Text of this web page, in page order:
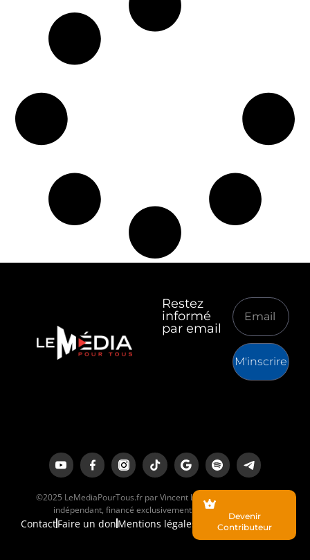
Restez
informé
par email
M'inscrire
©2025 LeMediaPourTous.fr par Vincent Lapierre est un média
indépendant, financé exclusivement par ses lecteurs.
ContactFaire un don Mentions légales
Devenir
Contributeur